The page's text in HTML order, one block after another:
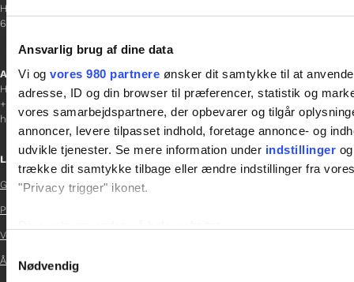
Ansvarlig brug af dine data
Vi og vores 980 partnere ønsker dit samtykke til at
adresse, ID og din browser til præferencer, statistik og
vores samarbejdspartnere, der opbevarer og tilgår
annoncer, levere tilpasset indhold, foretage annonce- og
udvikle tjenester. Se mere information under indstillinger
trække dit samtykke tilbage eller ændre indstillinger fra
"Privacy trigger" ikonet.
Vi bruger cookies til at tilpasse vores indhold og annoncer,
Nødvendig
H P Hanssens Gade 23, 2.
6200 Aabenraa
Afdelingschef
Helene Teichert
+45 29 37 32 41
helene.t@gladfonden.dk
Links
Glad Fonden
Persondatapolitik
Vedtægter
Årsrapport 2024
